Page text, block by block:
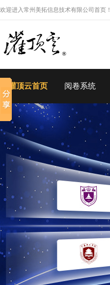
欢迎进入常州美拓信息技术有限公司首页！
灌顶云首页 阅卷系统